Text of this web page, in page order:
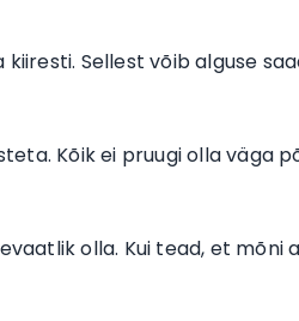
Sellest võib alguse
Kõik ei pruugi olla väga
olla. Kui tead, et mõni